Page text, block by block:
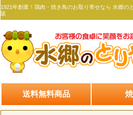
1921年創業！鶏肉・焼き鳥のお取り寄せなら 水郷の
販
送料無料商品